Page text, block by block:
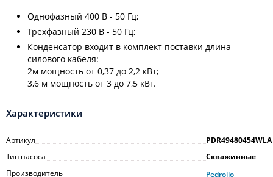
Однофазный 400 В - 50 Гц;
Трехфазный 230 В - 50 Гц;
Конденсатор входит в комплект поставки длина
силового кабеля:
2м мощность от 0,37 до 2,2 кВт;
3,6 м мощность от 3 до 7,5 кВт.
Характеристики
Артикул
PDR49480454WLA
Тип насоса
Скважинные
Производитель
Pedrollo